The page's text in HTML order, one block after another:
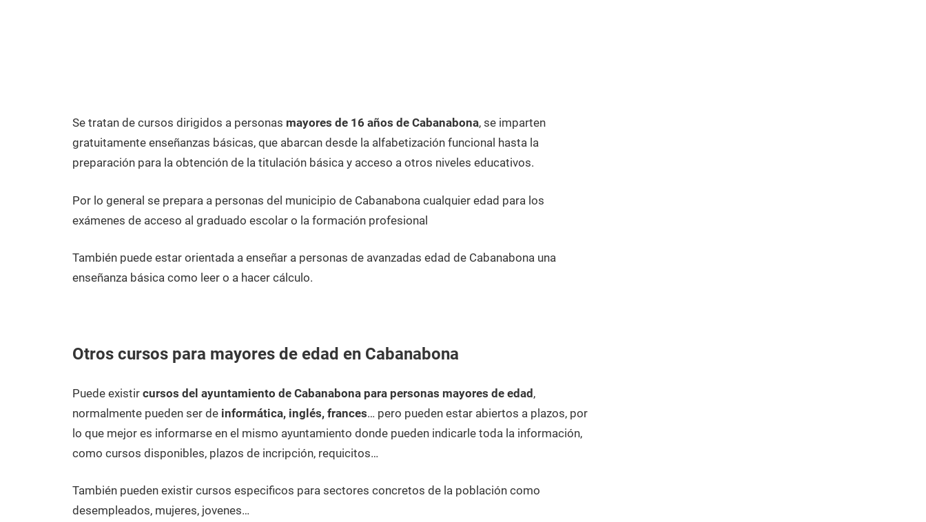
Se tratan de cursos dirigidos a personas mayores de 16 años de Cabanabona, se imparten
gratuitamente enseñanzas básicas, que abarcan desde la alfabetización funcional hasta la
preparación para la obtención de la titulación básica y acceso a otros niveles educativos.
Por lo general se prepara a personas del municipio de Cabanabona cualquier edad para los
exámenes de acceso al graduado escolar o la formación profesional
También puede estar orientada a enseñar a personas de avanzadas edad de Cabanabona una
enseñanza básica como leer o a hacer cálculo.
Otros cursos para mayores de edad en Cabanabona
Puede existir cursos del ayuntamiento de Cabanabona para personas mayores de edad,
normalmente pueden ser de informática, inglés, frances… pero pueden estar abiertos a plazos, por
lo que mejor es informarse en el mismo ayuntamiento donde pueden indicarle toda la información,
como cursos disponibles, plazos de incripción, requicitos…
También pueden existir cursos especificos para sectores concretos de la población como
desempleados, mujeres, jovenes…